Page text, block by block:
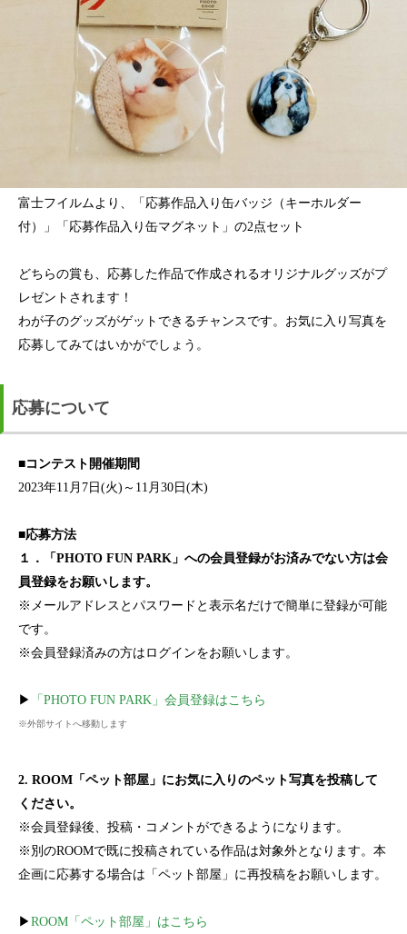
富士フイルムより、「応募作品入り缶バッジ（キーホルダー
付）」「応募作品入り缶マグネット」の2点セット
どちらの賞も、応募した作品で作成されるオリジナルグッズがプ
レゼントされます！
わが子のグッズがゲットできるチャンスです。お気に入り写真を
応募してみてはいかがでしょう。
応募について
■コンテスト開催期間
2023年11月7日(火)～11月30日(木)
■応募方法
１．「PHOTO FUN PARK」への会員登録がお済みでない方は会
員登録をお願いします。
※メールアドレスとパスワードと表示名だけで簡単に登録が可能
です。
※会員登録済みの方はログインをお願いします。
▶ 「PHOTO FUN PARK」会員登録はこちら
※外部サイトへ移動します
2. ROOM「ペット部屋」にお気に入りのペット写真を投稿して
ください。
※会員登録後、投稿・コメントができるようになります。
※別のROOMで既に投稿されている作品は対象外となります。本
企画に応募する場合は「ペット部屋」に再投稿をお願いします。
▶ ROOM「ペット部屋」はこちら